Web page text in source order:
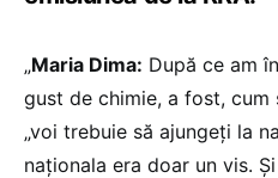
„Maria Dima: După ce am
gust de chimie, a fost, cum
„voi trebuie să ajungeți la
naționala era doar un vis.